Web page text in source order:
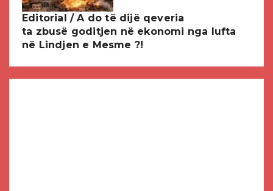
Editorial / A do të dijë qeveria
ta zbusë goditjen në ekonomi nga lufta
në Lindjen e Mesme ?!